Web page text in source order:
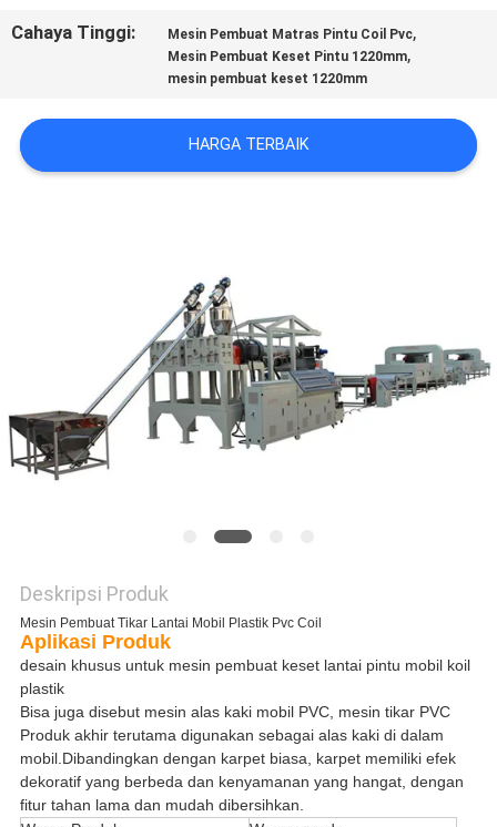
BERITA
MINTA
KEBIJAKAN
PRIVASI
Cahaya Tinggi: Mesin Pembuat Matras Pintu Coil Pvc,
Mesin Pembuat Keset Pintu 1220mm,
mesin pembuat keset 1220mm
HARGA TERBAIK
Deskripsi Produk
Mesin Pembuat Tikar Lantai Mobil Plastik Pvc Coil
Aplikasi Produk
desain khusus untuk mesin pembuat keset lantai pintu mobil koil
plastik
Bisa juga disebut mesin alas kaki mobil PVC, mesin tikar PVC
Produk akhir terutama digunakan sebagai alas kaki di dalam
mobil.Dibandingkan dengan karpet biasa, karpet memiliki efek
dekoratif yang berbeda dan kenyamanan yang hangat, dengan
fitur tahan lama dan mudah dibersihkan.